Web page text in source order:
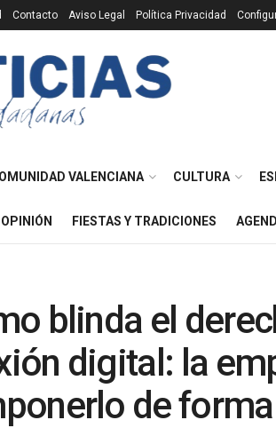
Contacto Aviso Legal Política Privacidad
VALENCIANA CULTURA
OPINIÓN FIESTAS Y TRADICIONES
blinda el
digital: la
de